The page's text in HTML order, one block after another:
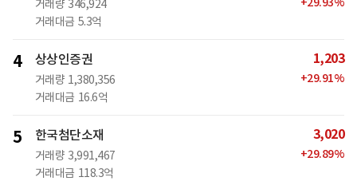
거래량 346,924
거래대금 5.3억
4 상상인증권
거래량 1,380,356
거래대금 16.6억
1,203
+29.91%
5 한국첨단소재
거래량 3,991,467
거래대금 118.3억
3,020
+29.89%